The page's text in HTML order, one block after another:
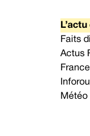
Faits
Actus
Météo